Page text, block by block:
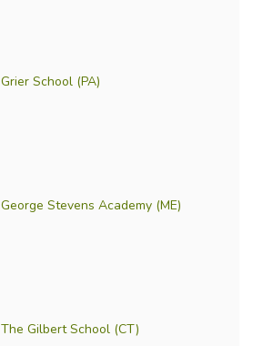
Grier School (PA)
George Stevens Academy (ME)
The Gilbert School (CT)